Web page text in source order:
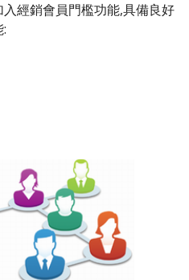
經銷會員門檻功能,具備良好